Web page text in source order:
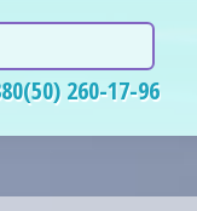
260-17-96